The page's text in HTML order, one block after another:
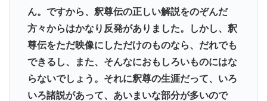
ん。ですから、釈尊伝の正しい解説をのぞんだ
方々からはかなり反発がありました。しかし、釈
尊伝をただ映像にしただけのものなら、だれでも
できるし、また、そんなにおもしろいものにはな
らないでしょう。それに釈尊の生涯だって、いろ
いろ諸説があって、あいまいな部分が多いので